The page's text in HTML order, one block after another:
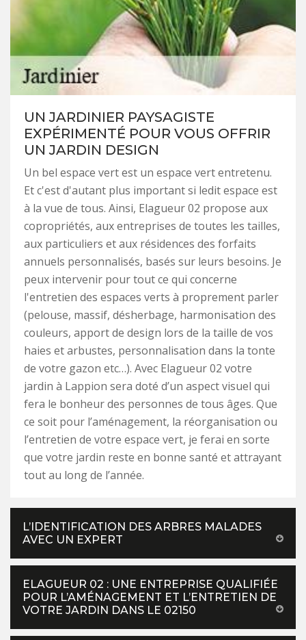
UN JARDINIER PAYSAGISTE
EXPÉRIMENTÉ POUR VOUS OFFRIR
UN JARDIN DESIGN
Un bel espace vert est un espace vert entretenu.
Et c'est d'autant plus important si ledit espace est
à la vue de tous. Ainsi, Elagueur 02 propose aux
copropriétés, aux entreprises de toutes les tailles,
aux particuliers et aux résidences des forfaits
annuels personnalisés, basés sur leurs besoins. Je
peux intervenir pour tout ce qui concerne
l'entretien des espaces verts à proprement parler
(pelouse, massif, désherbage, harmonisation des
couleurs, apport de design lors de la taille de vos
haies et arbustes, personnalisation dans la tonte
de votre gazon etc…). Avec Elagueur 02 votre
jardin à Lappion sera doté d’un aspect visuel qui
fera le bonheur des personnes de tous âges. Que
ce soit pour l’aménagement, la réorganisation ou
l’entretien de votre espace vert, je ferai en sorte
que votre jardin reste en bonne santé et attrayant
tout au long de l’année.
L’IDENTIFICATION DES ARBRES MALADES
AVEC UN EXPERT
ELAGUEUR 02 : UNE ENTREPRISE QUALIFIÉE
POUR L’AMÉNAGEMENT ET L’ENTRETIEN DE
VOTRE JARDIN DANS LE 02150